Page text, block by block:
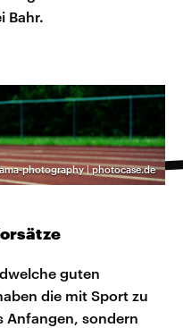
Bahr.
photography | photocase.de
guten
die mit Sport zu
Anfangen, sondern